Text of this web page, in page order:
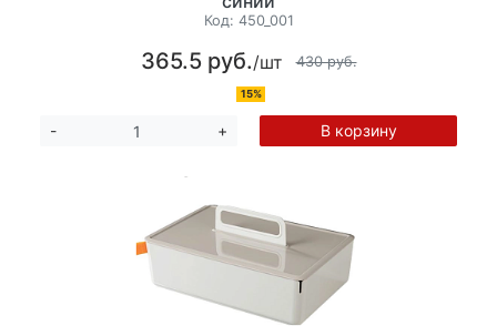
Код: 450_001
365.5 руб./шт 430 руб.
15%
- + В корзину